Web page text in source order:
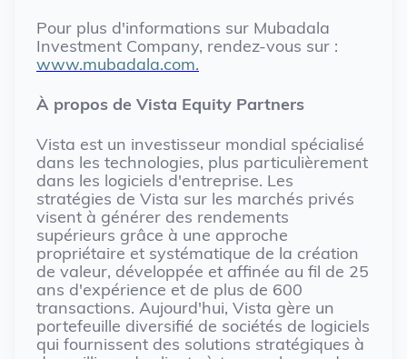
Pour plus d'informations sur Mubadala
Investment Company, rendez-vous sur :
www.mubadala.com.
À propos de Vista Equity Partners
Vista est un investisseur mondial spécialisé
dans les technologies, plus particulièrement
dans les logiciels d'entreprise. Les
stratégies de Vista sur les marchés privés
visent à générer des rendements
supérieurs grâce à une approche
propriétaire et systématique de la création
de valeur, développée et affinée au fil de 25
ans d'expérience et de plus de 600
transactions. Aujourd'hui, Vista gère un
portefeuille diversifié de sociétés de logiciels
qui fournissent des solutions stratégiques à